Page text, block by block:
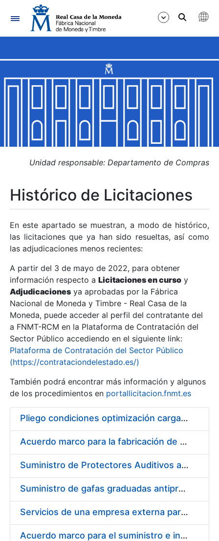
Navegación
Mostrar/Ocultar
Mostrar/Ocultar
Mostrar/Ocultar
Mostrar/Ocultar
Mostrar/Ocultar
Mostrar/Ocultar
Unidad responsable: Departamento de Compras
Histórico de Licitaciones
En este apartado se muestran, a modo de histórico,
las licitaciones que ya han sido resueltas, así como
las adjudicaciones menos recientes:
A partir del 3 de mayo de 2022, para obtener
información respecto a Licitaciones en curso y
Adjudicaciones ya aprobadas por la Fábrica
Nacional de Moneda y Timbre - Real Casa de la
Moneda, puede acceder al perfil del contratante del
a FNMT-RCM en la Plataforma de Contratación del
Sector Público accediendo en el siguiente link:
Plataforma de Contratación del Sector Público
(https://contrataciondelestado.es/)
También podrá encontrar más información y algunos
de los procedimientos en portallicitacion.fnmt.es
Pliego condiciones optimización cargas compras firmado
Acuerdo marco para la fabricación de piezas
Suministro de Protectores Auditivos a medida para las personas trabajadoras de los Centros de Trabajo de Madrid y Burgos
Suministro de gafas graduadas antiproyecciones para los trabajadores de la FNMT-RCM en los centros de trabajo de Madrid y Burgos
Servicios de una empresa externa para el asesoramiento y resolución de los recursos de alzada que se presentan relacionados con procesos de selección para la FNMT-RCM
Acuerdo marco para el suministro e instalación de persianas, estores y otros complementos